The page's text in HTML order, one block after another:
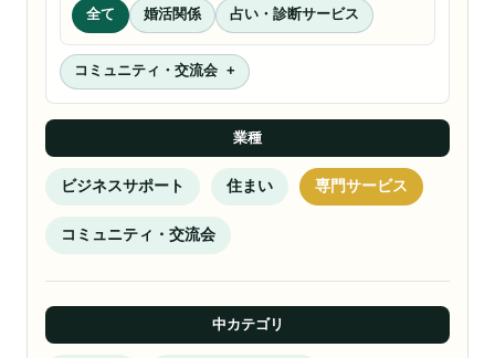
全て 婚活関係 占い・診断サービス
コミュニティ・交流会
業種
ビジネスサポート 住まい 専門サービス
コミュニティ・交流会
中カテゴリ